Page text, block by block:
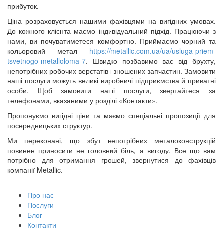
прибуток.
Ціна розраховується нашими фахівцями на вигідних умовах.
До кожного клієнта маємо індивідуальний підхід. Працюючи з
нами, ви почуватиметеся комфортно. Приймаємо чорний та
кольоровий метал https://metallic.com.ua/ua/usluga-priem-
tsvetnogo-metalloloma-7. Швидко позбавимо вас від брухту,
непотрібних робочих верстатів і зношених запчастин. Замовити
наші послуги можуть великі виробничі підприємства й приватні
особи. Щоб замовити наші послуги, звертайтеся за
телефонами, вказаними у розділі «Контакти».
Пропонуємо вигідні ціни та маємо спеціальні пропозиції для
посередницьких структур.
Ми переконані, що збут непотрібних металоконструкцій
повинен приносити не головний біль, а вигоду. Все що вам
потрібно для отримання грошей, звернутися до фахівців
компанії Metallic.
Про нас
Послуги
Блог
Контакти